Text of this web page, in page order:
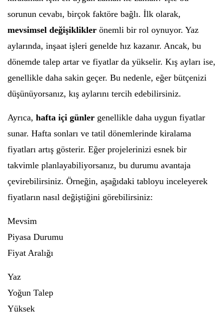
sorunun cevabı, birçok faktöre bağlı. İlk olarak,
mevsimsel değişiklikler önemli bir rol oynuyor. Yaz
aylarında, inşaat işleri genelde hız kazanır. Ancak, bu
dönemde talep artar ve fiyatlar da yükselir. Kış ayları ise,
genellikle daha sakin geçer. Bu nedenle, eğer bütçenizi
düşünüyorsanız, kış aylarını tercih edebilirsiniz.
Ayrıca, hafta içi günler genellikle daha uygun fiyatlar
sunar. Hafta sonları ve tatil dönemlerinde kiralama
fiyatları artış gösterir. Eğer projelerinizi esnek bir
takvimle planlayabiliyorsanız, bu durumu avantaja
çevirebilirsiniz. Örneğin, aşağıdaki tabloyu inceleyerek
fiyatların nasıl değiştiğini görebilirsiniz:
Mevsim
Piyasa Durumu
Fiyat Aralığı
Yaz
Yoğun Talep
Yüksek